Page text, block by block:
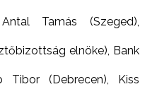
Tamás (Szeged),
elnöke), Bank
Tibor (Debrecen), Kiss